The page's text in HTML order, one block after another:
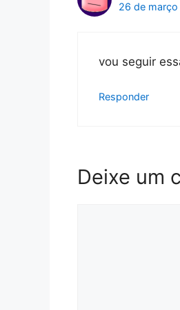
26 de
vou seguir
Responder
Deixe um